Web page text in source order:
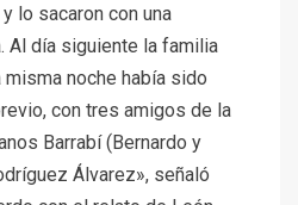
lo sacaron con una
Al día siguiente la familia
noche había sido
con tres amigos de la
Barrabí (Bernardo y
Álvarez», señaló